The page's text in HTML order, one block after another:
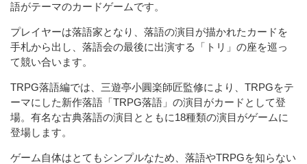
語がテーマのカードゲームです。
プレイヤーは落語家となり、落語の演目が描かれたカードを
手札から出し、落語会の最後に出演する「トリ」の座を巡っ
て競い合います。
TRPG落語編では、三遊亭小圓楽師匠監修により、TRPGをテ
ーマにした新作落語「TRPG落語」の演目がカードとして登
場。有名な古典落語の演目とともに18種類の演目がゲームに
登場します。
ゲーム自体はとてもシンプルなため、落語やTRPGを知らない